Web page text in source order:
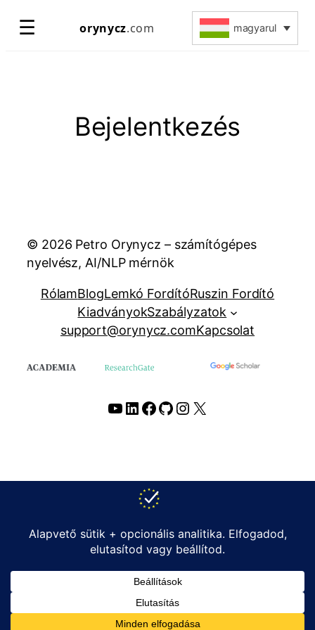
☰ orynycz.com magyarul
Bejelentkezés
© 2026 Petro Orynycz – számítógépes
nyelvész, AI/NLP mérnök
RólamBlogLemkó FordítóRuszin Fordító
KiadványokSzabályzatok
support@orynycz.comKapcsolat
YouTube
LinkedIn
Facebook
GitHub
Instagram
X